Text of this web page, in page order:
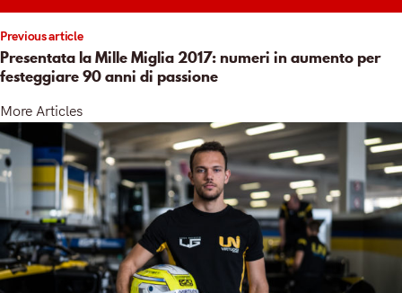
Previous article
Presentata la Mille Miglia 2017: numeri in aumento per
festeggiare 90 anni di passione
More Articles